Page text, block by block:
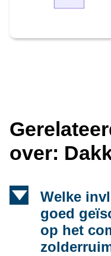
over:
d
Welke
goed
op het